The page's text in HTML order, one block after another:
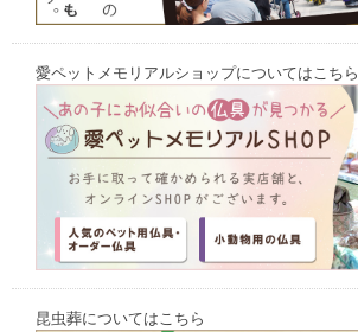
愛ペットメモリアルショップについてはこちら
昆虫葬についてはこちら